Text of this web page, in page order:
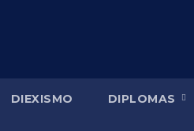
DIEXISMO DIPLOMAS